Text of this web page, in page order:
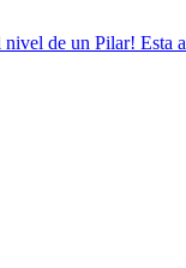
nivel de un Pilar! Esta